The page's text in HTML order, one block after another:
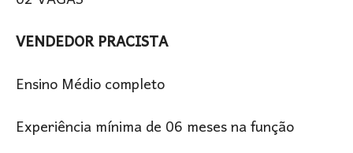
VENDEDOR PRACISTA
Ensino Médio completo
Experiência mínima de 06 meses na função